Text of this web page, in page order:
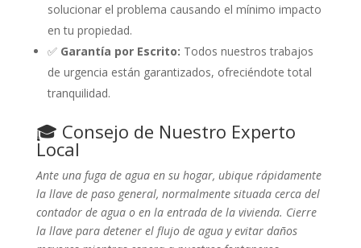
solucionar el problema causando el mínimo impacto
en tu propiedad.
✅ Garantía por Escrito: Todos nuestros trabajos
de urgencia están garantizados, ofreciéndote total
tranquilidad.
🎓 Consejo de Nuestro Experto
Local
Ante una fuga de agua en su hogar, ubique rápidamente
la llave de paso general, normalmente situada cerca del
contador de agua o en la entrada de la vivienda. Cierre
la llave para detener el flujo de agua y evitar daños